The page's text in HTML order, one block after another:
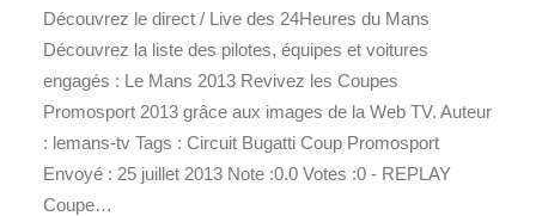
Découvrez le direct / Live des 24Heures du Mans
Découvrez la liste des pilotes, équipes et voitures
engagés : Le Mans 2013 Revivez les Coupes
Promosport 2013 grâce aux images de la Web TV. Auteur
: lemans-tv Tags : Circuit Bugatti Coup Promosport
Envoyé : 25 juillet 2013 Note :0.0 Votes :0 - REPLAY
Coupe…